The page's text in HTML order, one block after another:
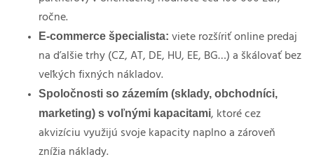
ročne.
E-commerce špecialista: viete rozšíriť online predaj
na ďalšie trhy (CZ, AT, DE, HU, EE, BG…) a škálovať bez
veľkých fixných nákladov.
Spoločnosti so zázemím (sklady, obchodníci,
marketing) s voľnými kapacitami, ktoré cez
akvizíciu využijú svoje kapacity naplno a zároveň
znížia náklady.